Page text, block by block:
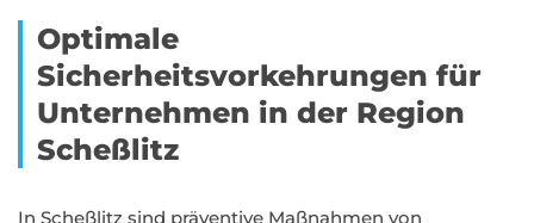
Optimale
Sicherheitsvorkehrungen für
Unternehmen in der Region
Scheßlitz
In Scheßlitz sind präventive Maßnahmen von